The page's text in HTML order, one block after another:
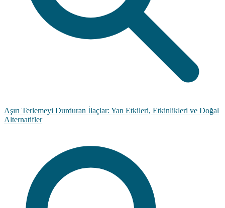
Aşırı Terlemeyi Durduran İlaçlar: Yan Etkileri, Etkinlikleri ve Doğal
Alternatifler